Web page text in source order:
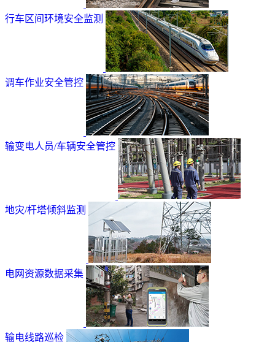
行车区间环境安全监测
调车作业安全管控
输变电人员/车辆安全管控
地灾/杆塔倾斜监测
电网资源数据采集
输电线路巡检